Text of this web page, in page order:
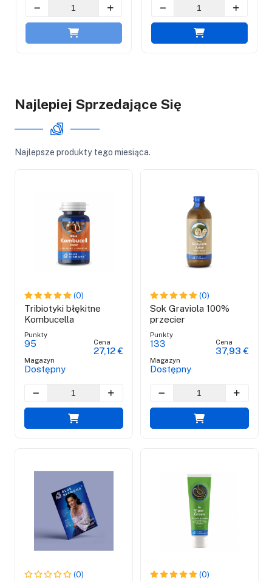
Najlepiej Sprzedające Się
Najlepsze produkty tego miesiąca.
(0)
Tribiotyki błękitne
Kombucella
Punkty
95
Magazyn
Dostępny
Cena
27,12 €
(0)
(0)
Sok Graviola 100%
przecier
Punkty
133
Magazyn
Dostępny
Cena
37,93 €
(0)